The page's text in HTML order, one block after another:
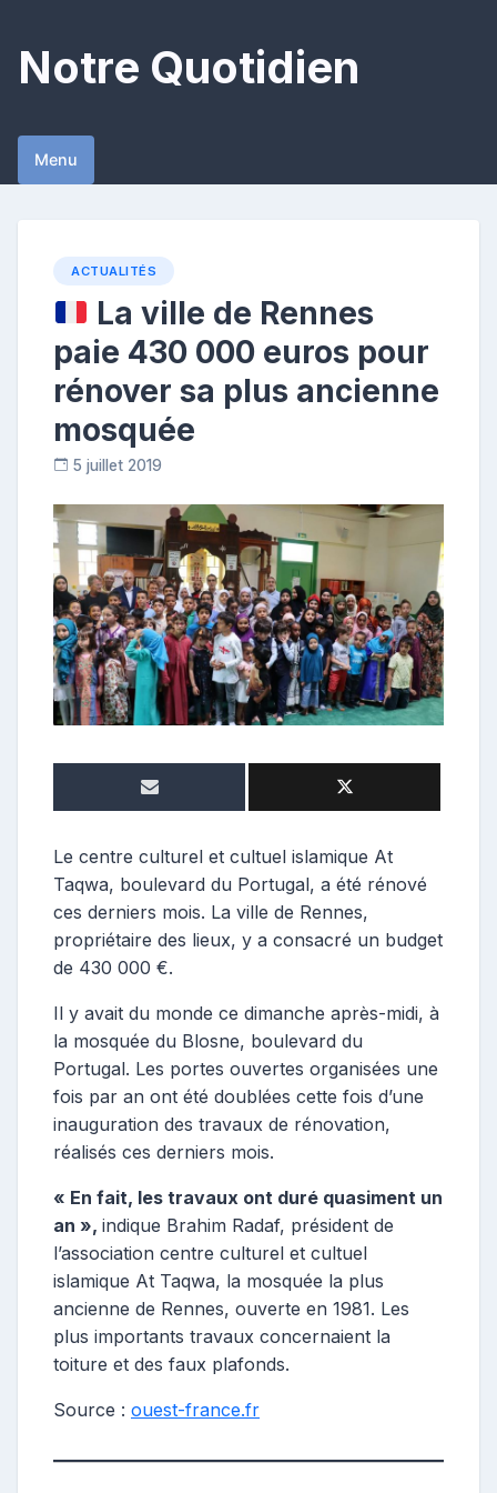
content
Notre Quotidien
Menu
ACTUALITÉS
La ville de Rennes
paie 430 000 euros pour
rénover sa plus ancienne
mosquée
5 juillet 2019
e
p
o
s
t
e
u
r
Le centre culturel et cultuel islamique At
Taqwa, boulevard du Portugal, a été rénové
ces derniers mois. La ville de Rennes,
propriétaire des lieux, y a consacré un budget
de 430 000 €.
Il y avait du monde ce dimanche après-midi, à
la mosquée du Blosne, boulevard du
Portugal. Les portes ouvertes organisées une
fois par an ont été doublées cette fois d’une
inauguration des travaux de rénovation,
réalisés ces derniers mois.
« En fait, les travaux ont duré quasiment un
an », indique Brahim Radaf, président de
l’association centre culturel et cultuel
islamique At Taqwa, la mosquée la plus
ancienne de Rennes, ouverte en 1981. Les
plus importants travaux concernaient la
toiture et des faux plafonds.
Source : ouest-france.fr